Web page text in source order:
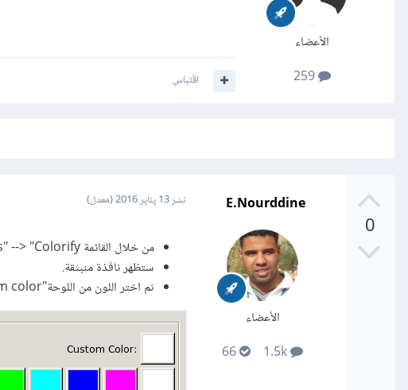
الأعضاء
259
اقتباس
0
E.Nourddine
الأعضاء
نشر13 يناير 2016 (معدل)
من خلال القائمة Colors" --> "Colorify..." مع ملاحظة مهمة ليس "Colorize..." وإنما Colorify.
ستظهر نافذة منبثقة.
ثم اختر اللون من اللوحة"Custom color" أو أدخل كود HSV, RGB, Hex.